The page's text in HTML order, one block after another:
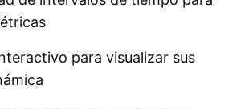
para visualizar sus